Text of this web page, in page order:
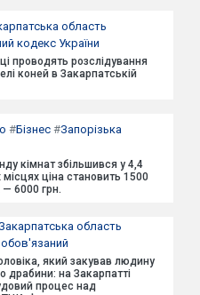
область
кодекс України
проводять розслідування
коней в Закарпатській
#Бізнес #Запорізька
кімнат збільшився у 4,4
ціна становить 1500
— 6000 грн.
Закарпатська область
який закував людину
драбини: на Закарпатті
процес над